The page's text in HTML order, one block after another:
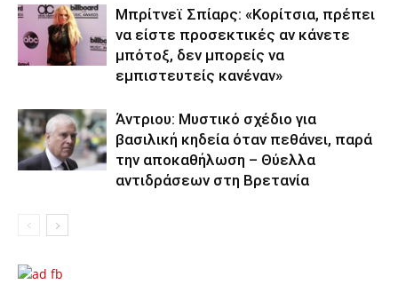
Μπρίτνεϊ Σπίαρς: «Κορίτσια, πρέπει
να είστε προσεκτικές αν κάνετε
μπότοξ, δεν μπορείς να
εμπιστευτείς κανέναν»
Άντριου: Μυστικό σχέδιο για
βασιλική κηδεία όταν πεθάνει, παρά
την αποκαθήλωση – Θύελλα
αντιδράσεων στη Βρετανία